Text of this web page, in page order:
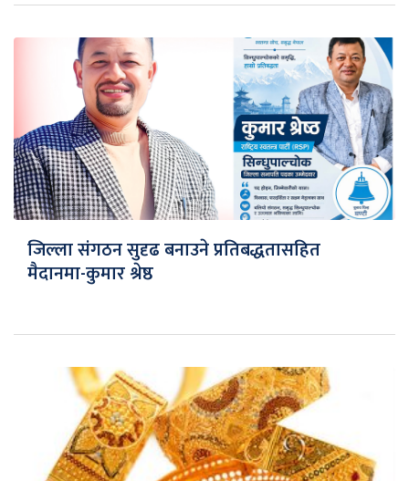
जिल्ला संगठन सुदृढ बनाउने प्रतिबद्धतासहित
मैदानमा-कुमार श्रेष्ठ